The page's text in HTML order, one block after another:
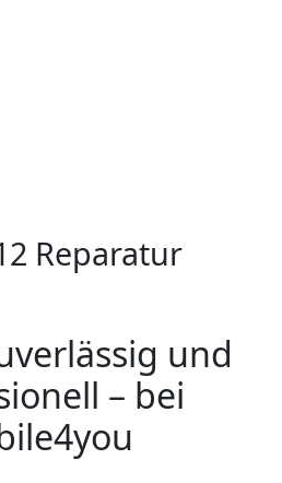
Reparatur
und
– bei